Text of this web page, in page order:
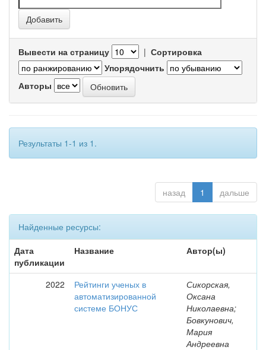
Вывести на страницу | Сортировка
Упорядочнить
Авторы
Результаты 1-1 из 1.
назад 1 дальше
Найденные ресурсы:
Дата
публикации
Название Автор(ы)
2022
Рейтинги ученых в
автоматизированной
системе БОНУС
Сикорская,
Оксана
Николаевна;
Бовкунович,
Мария
Андреевна